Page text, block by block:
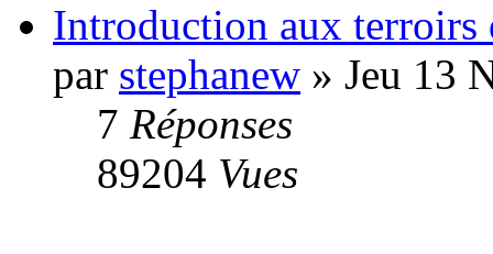
Introduction aux terroirs
par stephanew » Jeu 13
7 Réponses
89204 Vues